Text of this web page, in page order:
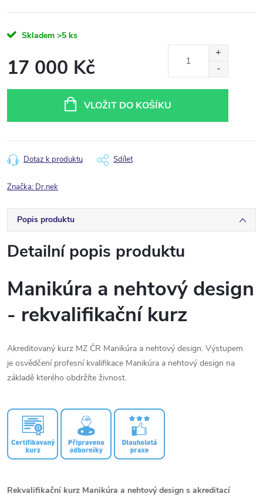
Skladem >5 ks
17 000 Kč
VLOŽIT DO KOŠÍKU
Dotaz k produktu Sdílet
Značka: Dr.nek
Popis produktu
Detailní popis produktu
Manikúra a nehtový design
- rekvalifikační kurz
Akreditovaný kurz MZ ČR Manikúra a nehtový design. Výstupem
je osvědčení profesní kvalifikace Manikúra a nehtový design na
základě kterého obdržíte živnost.
Rekvalifikační kurz Manikúra a nehtový design s akreditací